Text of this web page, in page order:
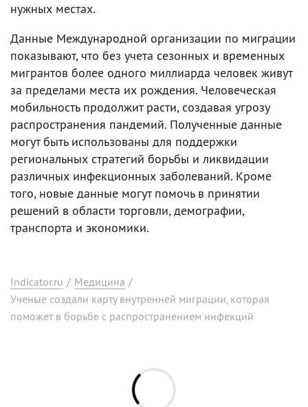
нужных местах.
Данные Международной организации по миграции
показывают, что без учета сезонных и временных
мигрантов более одного миллиарда человек живут
за пределами места их рождения. Человеческая
мобильность продолжит расти, создавая угрозу
распространения пандемий. Полученные данные
могут быть использованы для поддержки
региональных стратегий борьбы и ликвидации
различных инфекционных заболеваний. Кроме
того, новые данные могут помочь в принятии
решений в области торговли, демографии,
транспорта и экономики.
Indicator.ru / Медицина /
Ученые создали карту внутренней миграции, которая
поможет в борьбе с распространением инфекций